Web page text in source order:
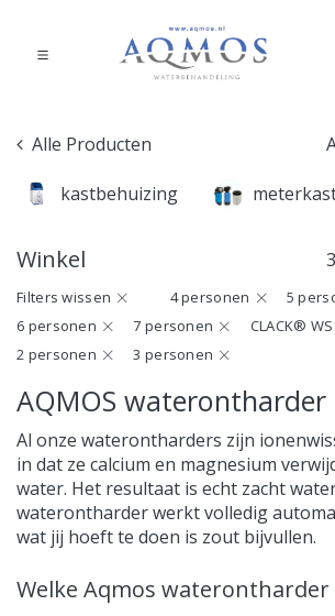
Alle Producten
kastbehuizing
Winkel
Filters wissen 4 personen
5
6 personen
7 personen
CLACK®
2 personen
3 personen
AQMOS waterontharder
Al onze waterontharders zijn
in dat ze calcium en magnesium
water. Het resultaat is echt zacht
waterontharder werkt volledig
wat jij hoeft te doen is zout bijvullen.
Welke Aqmos